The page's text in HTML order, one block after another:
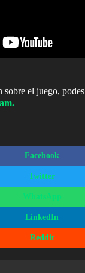
el juego, podes
Facebook
Twitter
WhatsApp
LinkedIn
Reddit